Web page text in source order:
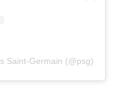
Saint-Germain (@psg)